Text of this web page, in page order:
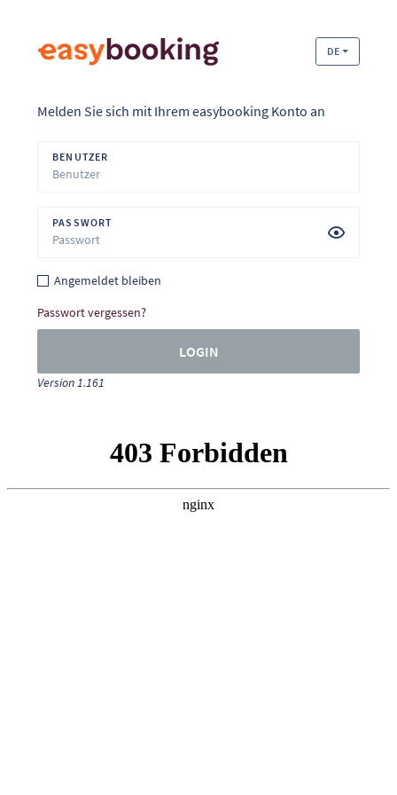
DE
Melden Sie sich mit Ihrem easybooking Konto an
BENUTZER
PASSWORT
Angemeldet bleiben
Passwort vergessen?
LOGIN
Version 1.161